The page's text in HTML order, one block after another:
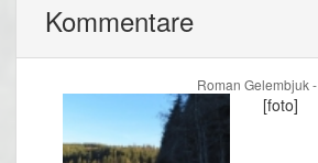
Kommentare
Roman Gelembjuk -
[foto]